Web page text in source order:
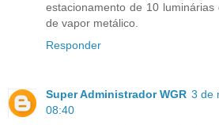
estacionamento de 10
de vapor metálico.
Responder
Super Administrador WGR 3 de
08:40